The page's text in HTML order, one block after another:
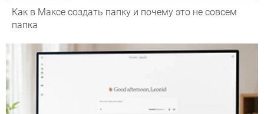
Как в Максе создать папку и почему это не совсем
папка